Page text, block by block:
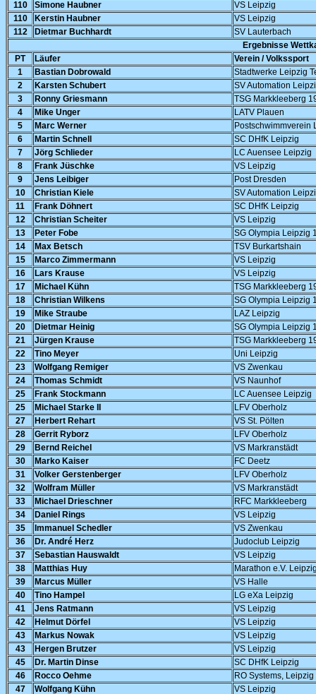
110
Simone Haubner
VS Leipzig
110
Kerstin Haubner
VS Leipzig
112
Dietmar Buchhardt
SV Lauterbach
Ergebnisse
PT
Läufer
Verein / Volkssport
1
Bastian Dobrowald
Stadtwerke Leipzig
2
Karsten Schubert
SV Automation
3
Ronny Griesmann
TSG Markkleeberg
4
Mike Unger
LATV Plauen
5
Marc Werner
Postschwimmverein
6
Martin Schnell
SC DHfK Leipzig
7
Jörg Schlieder
LC Auensee Leipzig
8
Frank Jüschke
VS Leipzig
9
Jens Leibiger
Post Dresden
10
Christian Kiele
SV Automation
11
Frank Döhnert
SC DHfK Leipzig
12
Christian Scheiter
VS Leipzig
13
Peter Fobe
SG Olympia Leipzig
14
Max Betsch
TSV Burkartshain
15
Marco Zimmermann
VS Leipzig
16
Lars Krause
VS Leipzig
17
Michael Kühn
TSG Markkleeberg
18
Christian Wilkens
SG Olympia Leipzig
19
Mike Straube
LAZ Leipzig
20
Dietmar Heinig
SG Olympia Leipzig
21
Jürgen Krause
TSG Markkleeberg
22
Tino Meyer
Uni Leipzig
23
Wolfgang Remiger
VS Zwenkau
24
Thomas Schmidt
VS Naunhof
25
Frank Stockmann
LC Auensee Leipzig
25
Michael Starke II
LFV Oberholz
27
Herbert Rehart
VS St. Pölten
28
Gerrit Ryborz
LFV Oberholz
29
Bernd Reichel
VS Markranstädt
30
Marko Kaiser
FC Deetz
31
Volker Gerstenberger
LFV Oberholz
32
Wolfram Müller
VS Markranstädt
33
Michael Drieschner
RFC Markkleeberg
34
Daniel Rings
VS Leipzig
35
Immanuel Schedler
VS Zwenkau
36
Dr. André Herz
Judoclub Leipzig
37
Sebastian Hauswaldt
VS Leipzig
38
Matthias Huy
Marathon e.V.
39
Marcus Müller
VS Halle
40
Tino Hampel
LG eXa Leipzig
41
Jens Ratmann
VS Leipzig
42
Helmut Dörfel
VS Leipzig
43
Markus Nowak
VS Leipzig
43
Hergen Brutzer
VS Leipzig
45
Dr. Martin Dinse
SC DHfK Leipzig
46
Rocco Oehme
RO Systems, Leipzig
47
Wolfgang Kühn VS Leipzig